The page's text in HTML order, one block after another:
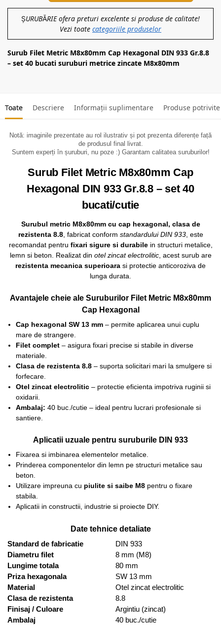
ȘURUBĂRIE ofera preturi excelente si produse de calitate!
Vezi toate categoriile produselor
Surub Filet Metric M8x80mm Cap Hexagonal DIN 933 Gr.8.8
– set 40 bucati suruburi metrice zincate M8x80mm
Toate Descriere Informații suplimentare Produse potrivite
Notă: imaginile prezentate au rol ilustrativ și pot prezenta diferențe față
de produsul final livrat.
Suntem experți în șuruburi, nu poze :) Garantam calitatea suruburilor!
Surub Filet Metric M8x80mm Cap
Hexagonal DIN 933 Gr.8.8 – set 40
bucati/cutie
Surubul metric M8x80mm cu cap hexagonal, clasa de
rezistenta 8.8, fabricat conform standardului DIN 933, este
recomandat pentru fixari sigure si durabilein structuri metalice,
lemn si beton. Realizat din otel zincat electrolitic, acest surub are
rezistenta mecanica superioara si protectie anticoroziva de
lunga durata.
Avantajele cheie ale Suruburilor Filet Metric M8x80mm
Cap Hexagonal
Cap hexagonal SW 13 mm– permite aplicarea unui cuplu
mare de strangere.
Filet complet– asigura fixari precise si stabile in diverse
materiale.
Clasa de rezistenta 8.8– suporta solicitari mari la smulgere si
forfecare.
Otel zincat electrolitic– protectie eficienta impotriva ruginii si
oxidarii.
Ambalaj: 40 buc./cutie – ideal pentru lucrari profesionale si
santiere.
Aplicatii uzuale pentru suruburile DIN 933
Fixarea si imbinarea elementelor metalice.
Prinderea componentelor din lemn pe structuri metalice sau
beton.
Utilizare impreuna cu piulite si saibe M8pentru o fixare
stabila.
Aplicatii in constructii, industrie si proiecte DIY.
Date tehnice detaliate
Standard de fabricatie
DIN 933
Diametru filet
8 mm (M8)
Lungime totala
80 mm
Priza hexagonala
SW 13 mm
Material
Otel zincat electrolitic
Clasa de rezistenta
8.8
Finisaj / Culoare
Argintiu (zincat)
Ambalaj
40 buc./cutie